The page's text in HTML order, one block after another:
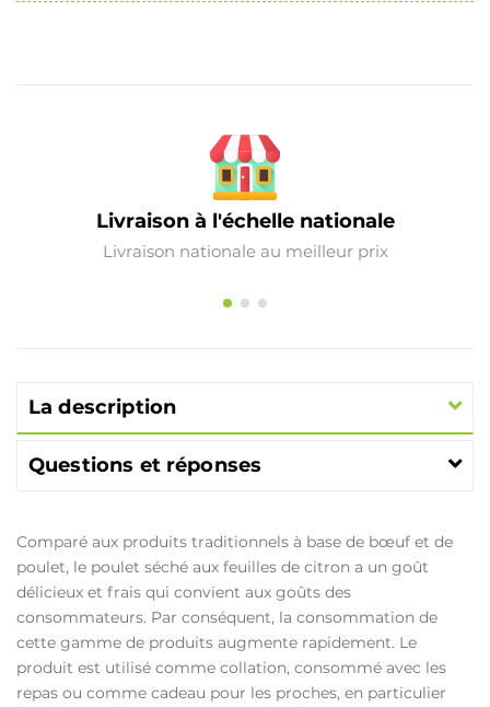
Livraison à l'échelle nationale
Livraison nationale au meilleur prix
La description
Questions et réponses
Comparé aux produits traditionnels à base de bœuf et de
poulet, le poulet séché aux feuilles de citron a un goût
délicieux et frais qui convient aux goûts des
consommateurs. Par conséquent, la consommation de
cette gamme de produits augmente rapidement. Le
produit est utilisé comme collation, consommé avec les
repas ou comme cadeau pour les proches, en particulier